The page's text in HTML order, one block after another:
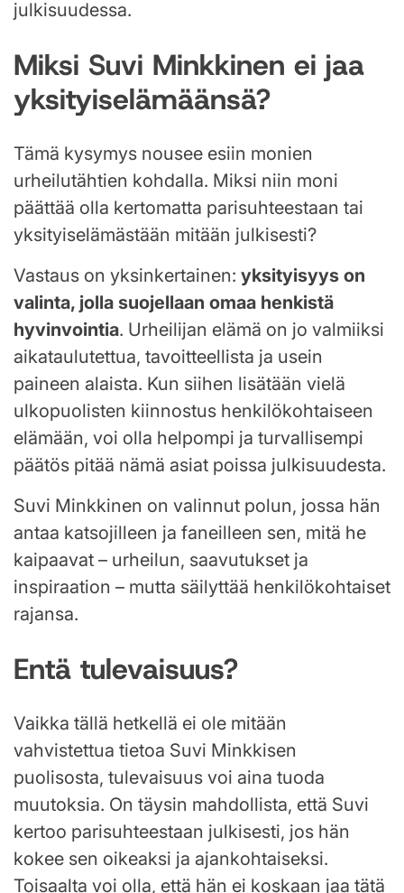
julkisuudessa.
Miksi Suvi Minkkinen ei jaa
yksityiselämäänsä?
Tämä kysymys nousee esiin monien
urheilutähtien kohdalla. Miksi niin moni
päättää olla kertomatta parisuhteestaan tai
yksityiselämästään mitään julkisesti?
Vastaus on yksinkertainen: yksityisyys on
valinta, jolla suojellaan omaa henkistä
hyvinvointia. Urheilijan elämä on jo valmiiksi
aikataulutettua, tavoitteellista ja usein
paineen alaista. Kun siihen lisätään vielä
ulkopuolisten kiinnostus henkilökohtaiseen
elämään, voi olla helpompi ja turvallisempi
päätös pitää nämä asiat poissa julkisuudesta.
Suvi Minkkinen on valinnut polun, jossa hän
antaa katsojilleen ja faneilleen sen, mitä he
kaipaavat – urheilun, saavutukset ja
inspiraation – mutta säilyttää henkilökohtaiset
rajansa.
Entä tulevaisuus?
Vaikka tällä hetkellä ei ole mitään
vahvistettua tietoa Suvi Minkkisen
puolisosta, tulevaisuus voi aina tuoda
muutoksia. On täysin mahdollista, että Suvi
kertoo parisuhteestaan julkisesti, jos hän
kokee sen oikeaksi ja ajankohtaiseksi.
Toisaalta voi olla, että hän ei koskaan jaa tätä